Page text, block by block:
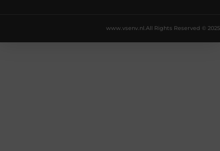
All Rights Reserved © 2025
www.vsenv.nl.